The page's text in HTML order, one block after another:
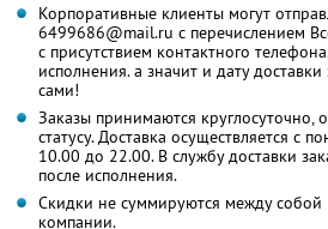
Корпоративные клиенты могут
6499686@mail.ru с перечислением
с присутствием контактного
исполнения. а значит и дату
сами!
Заказы принимаются круглосуточно,
статусу. Доставка осуществляется с
10.00 до 22.00. В службу доставки
после исполнения.
Скидки не суммируются между
компании.